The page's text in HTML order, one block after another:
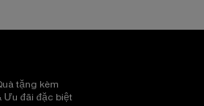
tặng kèm
Ưu đãi đặc biệt